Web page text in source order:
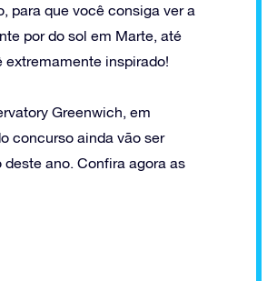
para que você consiga ver a
por do sol em Marte, até
extremamente inspirado!
Greenwich, em
concurso ainda vão ser
ano. Confira agora as